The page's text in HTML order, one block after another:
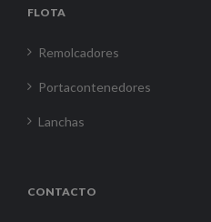
FLOTA
Remolcadores
Portacontenedores
Lanchas
CONTACTO